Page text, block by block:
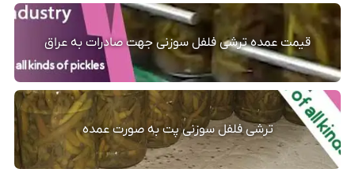
قیمت عمده ترشی فلفل سوزنی جهت صادرات به عراق
ترشی فلفل سوزنی پت به صورت عمده